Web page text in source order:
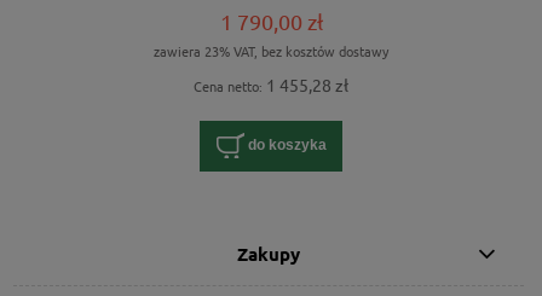
1 790,00 zł
zawiera 23% VAT, bez kosztów dostawy
Cena netto: 1 455,28 zł
do koszyka
Zakupy